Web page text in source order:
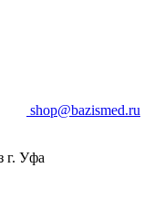
shop@bazismed.ru
г. Уфа